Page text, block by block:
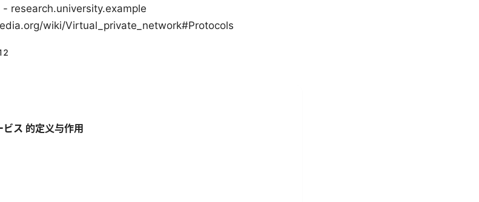
- research.university.example
wiki/Virtual_private_network#Protocols
ス 的定义与作用